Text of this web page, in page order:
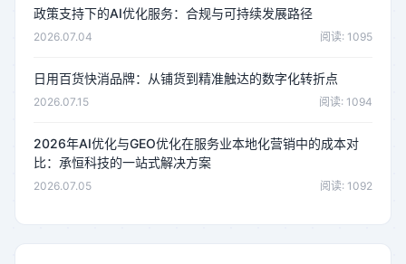
政策支持下的AI优化服务：合规与可持续发展路径
2026.07.04 阅读: 1095
日用百货快消品牌：从铺货到精准触达的数字化转折点
2026.07.15 阅读: 1094
2026年AI优化与GEO优化在服务业本地化营销中的成本对
比：承恒科技的一站式解决方案
2026.07.05 阅读: 1092